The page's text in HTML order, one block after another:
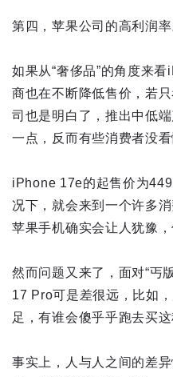
第四，苹果公司的高利润率
如果从“奢侈品”的角度来
商也在不断降低售价，若
司也是明白了，推出中低
一点，反而有些消费者没
iPhone 17e的起售价为
况下，就会来到一个许多
苹果手机确实会让人犹豫
然而问题又来了，面对“丐
17 Pro可是差很远，比如
足，有谁会傻乎乎跑去买这
事实上，人与人之间的差